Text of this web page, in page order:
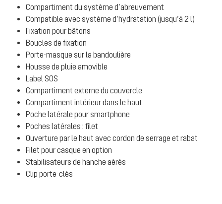
Compartiment du système d’abreuvement
Compatible avec système d’hydratation (jusqu’à 2 l)
Fixation pour bâtons
Boucles de fixation
Porte-masque sur la bandoulière
Housse de pluie amovible
Label SOS
Compartiment externe du couvercle
Compartiment intérieur dans le haut
Poche latérale pour smartphone
Poches latérales : filet
Ouverture par le haut avec cordon de serrage et rabat
Filet pour casque en option
Stabilisateurs de hanche aérés
Clip porte-clés